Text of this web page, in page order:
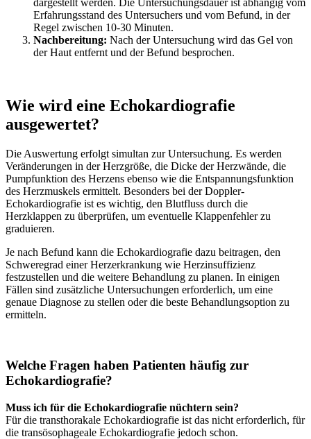
dargestellt werden. Die Untersuchungsdauer ist abhängig vom
Erfahrungsstand des Untersuchers und vom Befund, in der
Regel zwischen 10-30 Minuten.
Nachbereitung: Nach der Untersuchung wird das Gel von
der Haut entfernt und der Befund besprochen.
Wie wird eine Echokardiografie
ausgewertet?
Die Auswertung erfolgt simultan zur Untersuchung. Es werden
Veränderungen in der Herzgröße, die Dicke der Herzwände, die
Pumpfunktion des Herzens ebenso wie die Entspannungsfunktion
des Herzmuskels ermittelt. Besonders bei der Doppler-
Echokardiografie ist es wichtig, den Blutfluss durch die
Herzklappen zu überprüfen, um eventuelle Klappenfehler zu
graduieren.
Je nach Befund kann die Echokardiografie dazu beitragen, den
Schweregrad einer Herzerkrankung wie Herzinsuffizienz
festzustellen und die weitere Behandlung zu planen. In einigen
Fällen sind zusätzliche Untersuchungen erforderlich, um eine
genaue Diagnose zu stellen oder die beste Behandlungsoption zu
ermitteln.
Welche Fragen haben Patienten häufig zur
Echokardiografie?
Muss ich für die Echokardiografie nüchtern sein?
Für die transthorakale Echokardiografie ist das nicht erforderlich, für
die transösophageale Echokardiografie jedoch schon.